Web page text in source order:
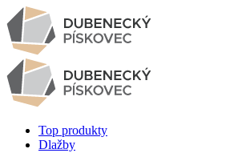
Top produkty
Dlažby